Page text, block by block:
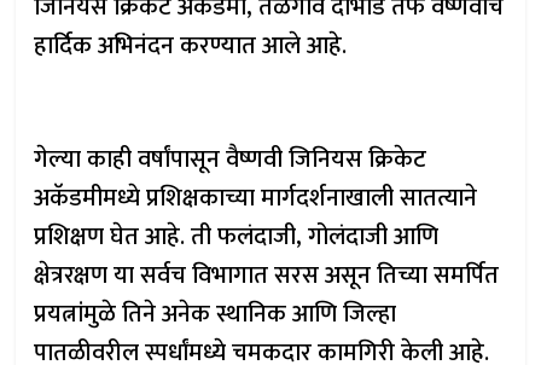
हार्दिक अभिनंदन करण्यात आले आहे.
गेल्या काही वर्षांपासून वैष्णवी जिनियस क्रिकेट
अकॅडमीमध्ये प्रशिक्षकाच्या मार्गदर्शनाखाली सातत्याने
प्रशिक्षण घेत आहे. ती फलंदाजी, गोलंदाजी आणि
क्षेत्ररक्षण या सर्वच विभागात सरस असून तिच्या समर्पित
प्रयत्नांमुळे तिने अनेक स्थानिक आणि जिल्हा
पातळीवरील स्पर्धांमध्ये चमकदार कामगिरी केली आहे.